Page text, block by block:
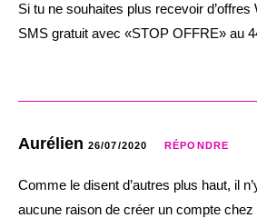
Si tu ne souhaites plus recevoir d’offres
SMS gratuit avec «STOP OFFRE» au
Aurélien 26/07/2020 RÉPONDRE
Comme le disent d’autres plus haut, il
aucune raison de créer un compte